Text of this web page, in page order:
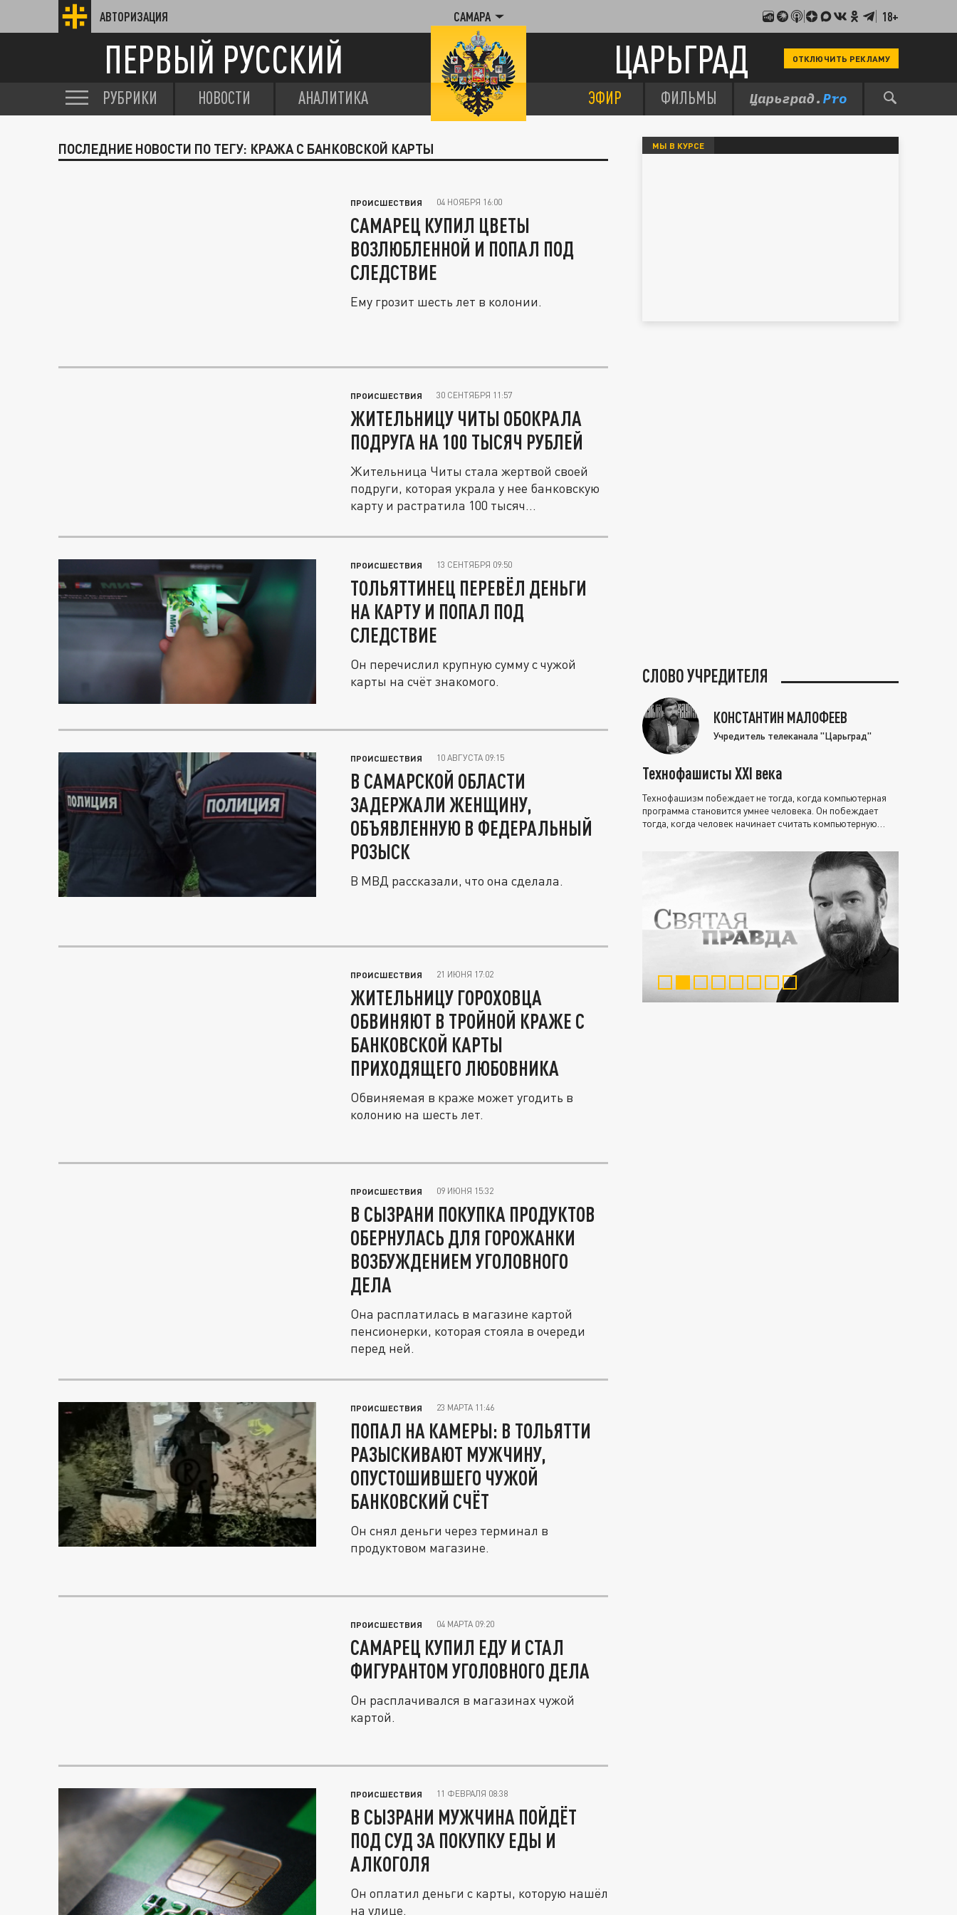
АВТОРИЗАЦИЯ САМАРА 18+
ПЕРВЫЙ РУССКИЙ ЦАРЬГРАД ОТКЛЮЧИТЬ РЕКЛАМУ
РУБРИКИ НОВОСТИ АНАЛИТИКА ЭФИР ФИЛЬМЫ
ПОСЛЕДНИЕ НОВОСТИ ПО ТЕГУ: КРАЖА С БАНКОВСКОЙ КАРТЫ
ПРОИСШЕСТВИЯ 04 НОЯБРЯ 16:00
САМАРЕЦ КУПИЛ ЦВЕТЫ
ВОЗЛЮБЛЕННОЙ И ПОПАЛ ПОД
СЛЕДСТВИЕ
Ему грозит шесть лет в колонии.
ПРОИСШЕСТВИЯ 30 СЕНТЯБРЯ 11:57
ЖИТЕЛЬНИЦУ ЧИТЫ ОБОКРАЛА
ПОДРУГА НА 100 ТЫСЯЧ РУБЛЕЙ
Жительница Читы стала жертвой своей
подруги, которая украла у нее банковскую
карту и растратила 100 тысяч...
ПРОИСШЕСТВИЯ 13 СЕНТЯБРЯ 09:50
ТОЛЬЯТТИНЕЦ ПЕРЕВЁЛ ДЕНЬГИ
НА КАРТУ И ПОПАЛ ПОД
СЛЕДСТВИЕ
Он перечислил крупную сумму с чужой
карты на счёт знакомого.
ПРОИСШЕСТВИЯ 10 АВГУСТА 09:15
В САМАРСКОЙ ОБЛАСТИ
ЗАДЕРЖАЛИ ЖЕНЩИНУ,
ОБЪЯВЛЕННУЮ В ФЕДЕРАЛЬНЫЙ
РОЗЫСК
В МВД рассказали, что она сделала.
ПРОИСШЕСТВИЯ 21 ИЮНЯ 17:02
ЖИТЕЛЬНИЦУ ГОРОХОВЦА
ОБВИНЯЮТ В ТРОЙНОЙ КРАЖЕ С
БАНКОВСКОЙ КАРТЫ
ПРИХОДЯЩЕГО ЛЮБОВНИКА
Обвиняемая в краже может угодить в
колонию на шесть лет.
ПРОИСШЕСТВИЯ 09 ИЮНЯ 15:32
В СЫЗРАНИ ПОКУПКА ПРОДУКТОВ
ОБЕРНУЛАСЬ ДЛЯ ГОРОЖАНКИ
ВОЗБУЖДЕНИЕМ УГОЛОВНОГО
ДЕЛА
Она расплатилась в магазине картой
пенсионерки, которая стояла в очереди
перед ней.
ПРОИСШЕСТВИЯ 23 МАРТА 11:46
ПОПАЛ НА КАМЕРЫ: В ТОЛЬЯТТИ
РАЗЫСКИВАЮТ МУЖЧИНУ,
ОПУСТОШИВШЕГО ЧУЖОЙ
БАНКОВСКИЙ СЧЁТ
Он снял деньги через терминал в
продуктовом магазине.
ПРОИСШЕСТВИЯ 04 МАРТА 09:20
САМАРЕЦ КУПИЛ ЕДУ И СТАЛ
ФИГУРАНТОМ УГОЛОВНОГО ДЕЛА
Он расплачивался в магазинах чужой
картой.
ПРОИСШЕСТВИЯ 11 ФЕВРАЛЯ 08:38
В СЫЗРАНИ МУЖЧИНА ПОЙДЁТ
ПОД СУД ЗА ПОКУПКУ ЕДЫ И
АЛКОГОЛЯ
Он оплатил деньги с карты, которую нашёл
на улице.
МЫ В КУРСЕ
СЛОВО УЧРЕДИТЕЛЯ
КОНСТАНТИН МАЛОФЕЕВ
Учредитель телеканала "Царьград"
Технофашисты XXI века
Технофашизм побеждает не тогда, когда компьютерная
программа становится умнее человека. Он побеждает
тогда, когда человек начинает считать компьютерную